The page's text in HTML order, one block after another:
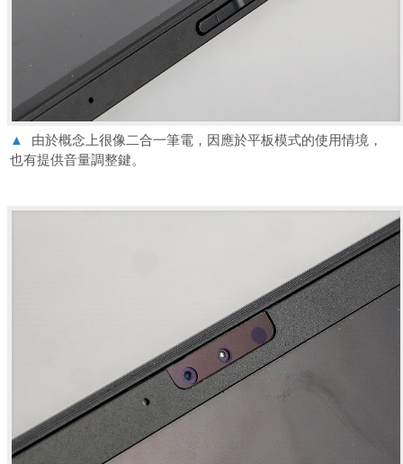
▲
由於概念上很像二合一筆電，因應於平板模式的使用情境，
也有提供音量調整鍵。